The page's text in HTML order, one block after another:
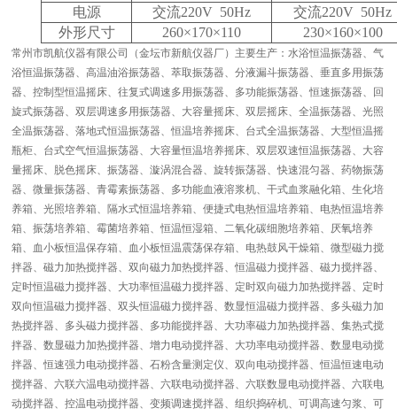
电源
交流220V 50Hz 交流220V 50Hz
外形尺寸
260×170×110 230×160×100
常州市凯航仪器有限公司（金坛市新航仪器厂）主要生产：水浴恒温振荡器、气
浴恒温振荡器、高温油浴振荡器、萃取振荡器、分液漏斗振荡器、垂直多用振荡
器、控制型恒温摇床、往复式调速多用振荡器、多功能振荡器、恒速振荡器、回
旋式振荡器、双层调速多用振荡器、大容量摇床、双层摇床、全温振荡器、光照
全温振荡器、落地式恒温振荡器、恒温培养摇床、台式全温振荡器、大型恒温摇
瓶柜、台式空气恒温振荡器、大容量恒温培养摇床、双层双速恒温振荡器、大容
量摇床、脱色摇床、振荡器、漩涡混合器、旋转振荡器、快速混匀器、药物振荡
器、微量振荡器、青霉素振荡器、多功能血液溶浆机、干式血浆融化箱、生化培
养箱、光照培养箱、隔水式恒温培养箱、便捷式电热恒温培养箱、电热恒温培养
箱、振荡培养箱、霉菌培养箱、恒温恒湿箱、二氧化碳细胞培养箱、厌氧培养
箱、血小板恒温保存箱、血小板恒温震荡保存箱、电热鼓风干燥箱、微型磁力搅
拌器、磁力加热搅拌器、双向磁力加热搅拌器、恒温磁力搅拌器、磁力搅拌器、
定时恒温磁力搅拌器、大功率恒温磁力搅拌器、定时双向磁力加热搅拌器、定时
双向恒温磁力搅拌器、双头恒温磁力搅拌器、数显恒温磁力搅拌器、多头磁力加
热搅拌器、多头磁力搅拌器、多功能搅拌器、大功率磁力加热搅拌器、集热式搅
拌器、数显磁力加热搅拌器、增力电动搅拌器、大功率电动搅拌器、数显电动搅
拌器、恒速强力电动搅拌器、石粉含量测定仪、双向电动搅拌器、恒温恒速电动
搅拌器、六联六温电动搅拌器、六联电动搅拌器、六联数显电动搅拌器、六联电
动搅拌器、控温电动搅拌器、变频调速搅拌器、组织捣碎机、可调高速匀浆、可